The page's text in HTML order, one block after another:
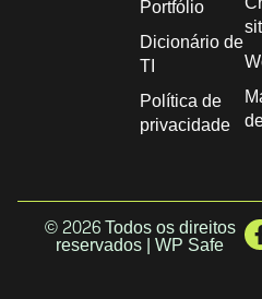
Portfólio
Dicionário de
TI
Política de
privacidade
© 2026 Todos os direitos
reservados | WP Safe